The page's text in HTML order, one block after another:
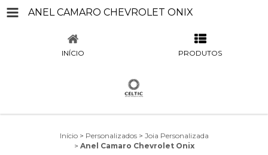
ANEL CAMARO CHEVROLET ONIX
INÍCIO PRODUTOS
Início > Personalizados > Joia Personalizada
> Anel Camaro Chevrolet Onix